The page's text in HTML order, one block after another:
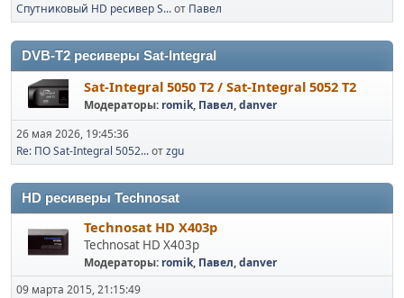
Спутниковый HD ресивер S...от Павел
DVB-T2 ресиверы Sat-Integral
Sat-Integral 5050 T2 / Sat-Integral 5052 T2
Модераторы: romik, Павел,danver
26 мая 2026, 19:45:36
Re: ПО Sat-Integral 5052...отzgu
HD ресиверы Technosat
Technosat HD X403p
Technosat HD X403p
Модераторы: romik, Павел,danver
09 марта 2015, 21:15:49